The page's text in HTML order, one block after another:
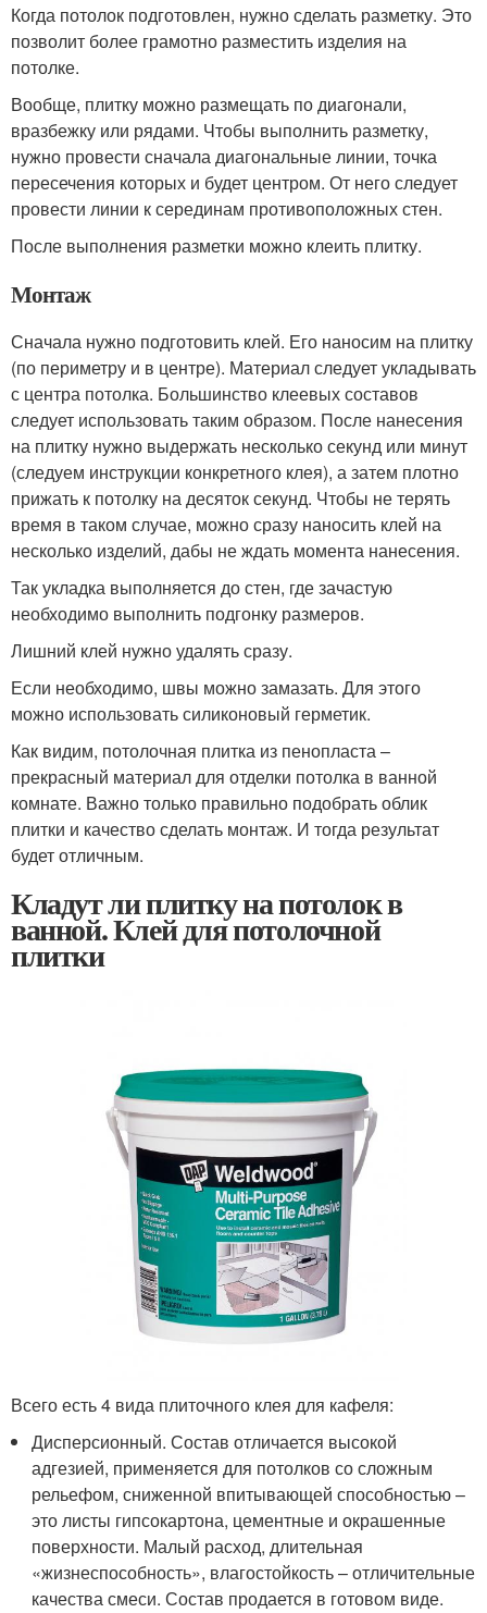
Когда потолок подготовлен, нужно сделать разметку. Это
позволит более грамотно разместить изделия на
потолке.
Вообще, плитку можно размещать по диагонали,
вразбежку или рядами. Чтобы выполнить разметку,
нужно провести сначала диагональные линии, точка
пересечения которых и будет центром. От него следует
провести линии к серединам противоположных стен.
После выполнения разметки можно клеить плитку.
Монтаж
Сначала нужно подготовить клей. Его наносим на плитку
(по периметру и в центре). Материал следует укладывать
с центра потолка. Большинство клеевых составов
следует использовать таким образом. После нанесения
на плитку нужно выдержать несколько секунд или минут
(следуем инструкции конкретного клея), а затем плотно
прижать к потолку на десяток секунд. Чтобы не терять
время в таком случае, можно сразу наносить клей на
несколько изделий, дабы не ждать момента нанесения.
Так укладка выполняется до стен, где зачастую
необходимо выполнить подгонку размеров.
Лишний клей нужно удалять сразу.
Если необходимо, швы можно замазать. Для этого
можно использовать силиконовый герметик.
Как видим, потолочная плитка из пенопласта –
прекрасный материал для отделки потолка в ванной
комнате. Важно только правильно подобрать облик
плитки и качество сделать монтаж. И тогда результат
будет отличным.
Кладут ли плитку на потолок в
ванной. Клей для потолочной
плитки
Всего есть 4 вида плиточного клея для кафеля:
Дисперсионный. Состав отличается высокой
адгезией, применяется для потолков со сложным
рельефом, сниженной впитывающей способностью –
это листы гипсокартона, цементные и окрашенные
поверхности. Малый расход, длительная
«жизнеспособность», влагостойкость – отличительные
качества смеси. Состав продается в готовом виде.